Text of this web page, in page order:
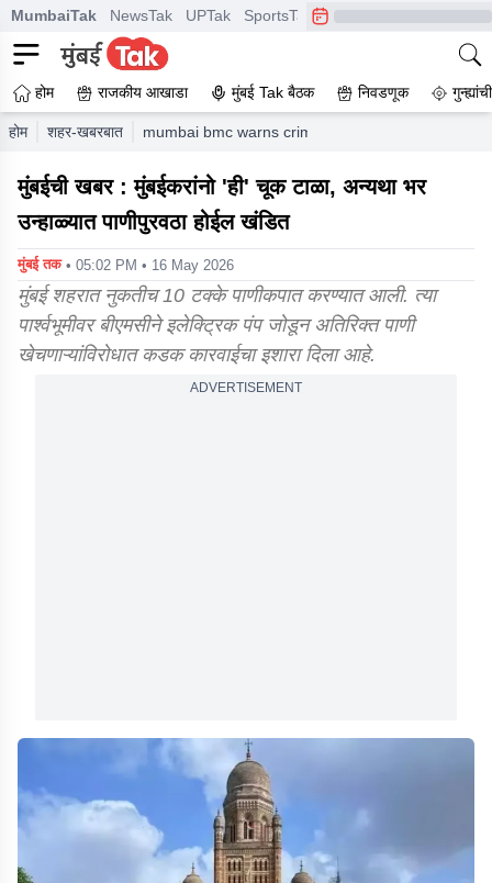
MumbaiTak NewsTak UPTak SportsTak CrimeTak
होम राजकीय आखाडा मुंबई Tak बैठक निवडणूक
होम शहर-खबरबात mumbai bmc warns criminal offence against
मुंबईची खबर : मुंबईकरांनो 'ही' चूक टाळा, अन्यथा भर
उन्हाळ्यात पाणीपुरवठा होईल खंडित
मुंबई तक • 05:02 PM • 16 May 2026
मुंबई शहरात नुकतीच 10 टक्के पाणीकपात करण्यात आली. त्या
पार्श्वभूमीवर बीएमसीने इलेक्ट्रिक पंप जोडून अतिरिक्त पाणी
खेचणाऱ्यांविरोधात कडक कारवाईचा इशारा दिला आहे.
ADVERTISEMENT